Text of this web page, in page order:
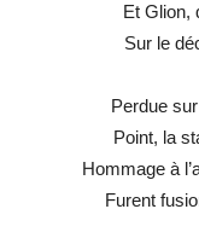
Et Glion,
Sur le
Perdue
Point, la
Hommage à
Furent